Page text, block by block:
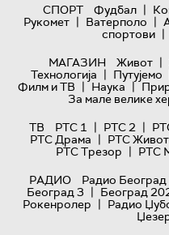
СПОРТ
Фудбал |
Рукомет | Ватерполо |
спортови |
МАГАЗИН
Живот |
Технологијa | Путујемо
Филм и ТВ | Наука |
За мале велике
ТВ
РТС 1 | РТС 2 |
РТС Драма | РТС Живот
РТС Трезор | РТС
РАДИО
Радио Београд
Београд 3 | Београд
Рокенролер | Радио